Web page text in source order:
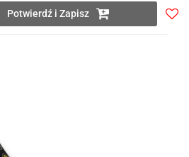
Potwierdź i Zapisz